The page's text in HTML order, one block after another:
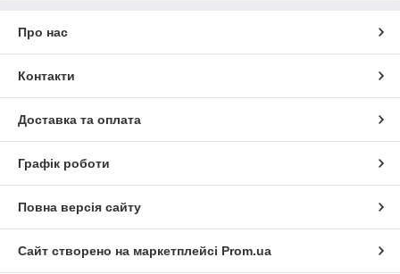
Про нас
Контакти
Доставка та оплата
Графік роботи
Повна версія сайту
Сайт створено на маркетплейсі Prom.ua